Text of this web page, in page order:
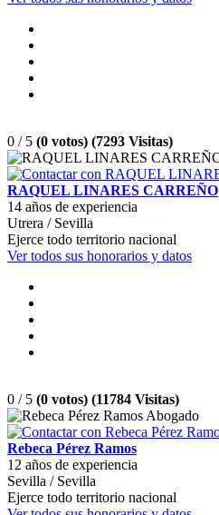
0 / 5 (0 votos) (7293 Visitas)
RAQUEL LINARES CARREÑO
14 años de experiencia
Utrera / Sevilla
Ejerce todo territorio nacional
Ver todos sus honorarios y datos
0 / 5 (0 votos) (11784 Visitas)
Rebeca Pérez Ramos
12 años de experiencia
Sevilla / Sevilla
Ejerce todo territorio nacional